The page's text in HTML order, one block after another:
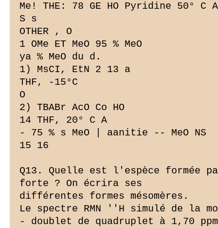
Me! THE: 78 GE HO Pyridine 50° C
S s
OTHER , O
1 OMe ET MeO 95 % MeO
ya % MeO du d.
1) MsCI, EtN 2 13 a
THF, -15°C
O
2) TBABr AcO Co HO
14 THF, 20° C A
- 75 % s MeO | aanitie -- MeO NS
15 16
Q13. Quelle est l'espèce formée
forte ? On écrira ses
différentes formes mésomères.
Le spectre RMN ''H simulé de la
- doublet de quadruplet à 1,70